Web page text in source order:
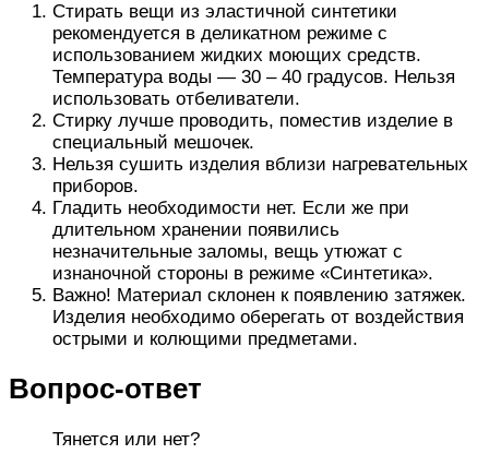
Стирать вещи из эластичной синтетики
рекомендуется в деликатном режиме с
использованием жидких моющих средств.
Температура воды — 30 – 40 градусов. Нельзя
использовать отбеливатели.
Стирку лучше проводить, поместив изделие в
специальный мешочек.
Нельзя сушить изделия вблизи нагревательных
приборов.
Гладить необходимости нет. Если же при
длительном хранении появились
незначительные заломы, вещь утюжат с
изнаночной стороны в режиме «Синтетика».
Важно! Материал склонен к появлению затяжек.
Изделия необходимо оберегать от воздействия
острыми и колющими предметами.
Вопрос-ответ
Тянется или нет?